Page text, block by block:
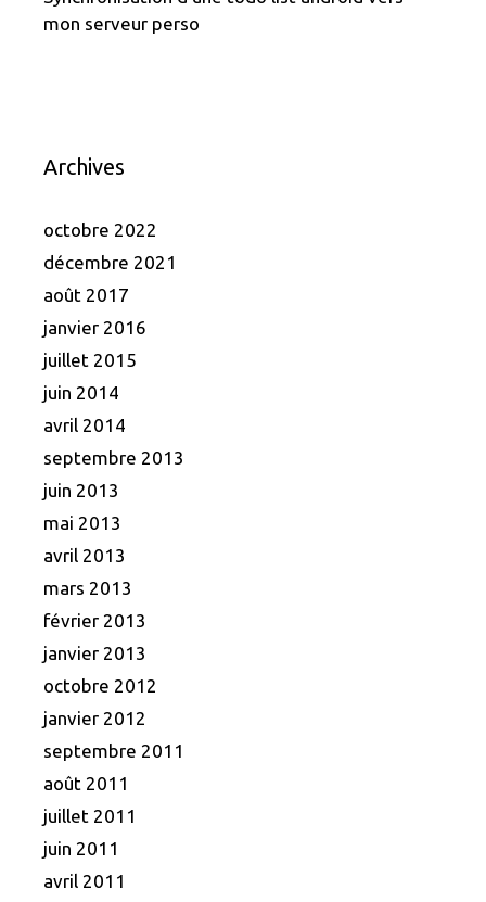
mon serveur perso
Archives
octobre 2022
décembre 2021
août 2017
janvier 2016
juillet 2015
juin 2014
avril 2014
septembre 2013
juin 2013
mai 2013
avril 2013
mars 2013
février 2013
janvier 2013
octobre 2012
janvier 2012
septembre 2011
août 2011
juillet 2011
juin 2011
avril 2011